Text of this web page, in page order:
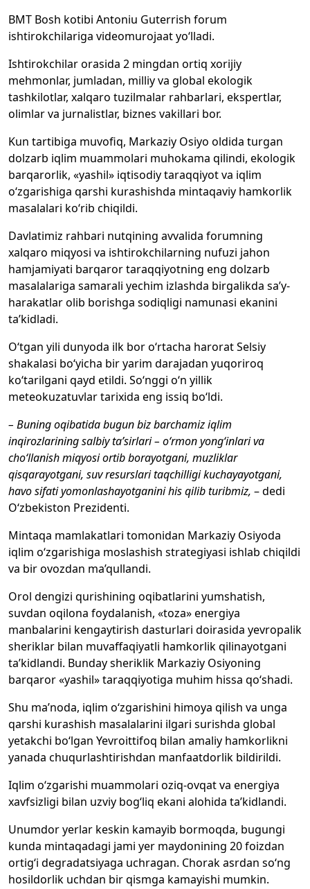
BMT Bosh kotibi Antoniu Guterrish forum
ishtirokchilariga videomurojaat yo‘lladi.
Ishtirokchilar orasida 2 mingdan ortiq xorijiy
mehmonlar, jumladan, milliy va global ekologik
tashkilotlar, xalqaro tuzilmalar rahbarlari, ekspertlar,
olimlar va jurnalistlar, biznes vakillari bor.
Kun tartibiga muvofiq, Markaziy Osiyo oldida turgan
dolzarb iqlim muammolari muhokama qilindi, ekologik
barqarorlik, «yashil» iqtisodiy taraqqiyot va iqlim
o‘zgarishiga qarshi kurashishda mintaqaviy hamkorlik
masalalari ko‘rib chiqildi.
Davlatimiz rahbari nutqining avvalida forumning
xalqaro miqyosi va ishtirokchilarning nufuzi jahon
hamjamiyati barqaror taraqqiyotning eng dolzarb
masalalariga samarali yechim izlashda birgalikda sa’y-
harakatlar olib borishga sodiqligi namunasi ekanini
ta’kidladi.
O‘tgan yili dunyoda ilk bor o‘rtacha harorat Selsiy
shakalasi bo‘yicha bir yarim darajadan yuqoriroq
ko‘tarilgani qayd etildi. So‘nggi o‘n yillik
meteokuzatuvlar tarixida eng issiq bo‘ldi.
– Buning oqibatida bugun biz barchamiz iqlim
inqirozlarining salbiy ta’sirlari – o‘rmon yong‘inlari va
cho‘llanish miqyosi ortib borayotgani, muzliklar
qisqarayotgani, suv resurslari taqchilligi kuchayayotgani,
havo sifati yomonlashayotganini his qilib turibmiz, – dedi
O‘zbekiston Prezidenti.
Mintaqa mamlakatlari tomonidan Markaziy Osiyoda
iqlim o‘zgarishiga moslashish strategiyasi ishlab chiqildi
va bir ovozdan ma’qullandi.
Orol dengizi qurishining oqibatlarini yumshatish,
suvdan oqilona foydalanish, «toza» energiya
manbalarini kengaytirish dasturlari doirasida yevropalik
sheriklar bilan muvaffaqiyatli hamkorlik qilinayotgani
ta’kidlandi. Bunday sheriklik Markaziy Osiyoning
barqaror «yashil» taraqqiyotiga muhim hissa qo‘shadi.
Shu ma’noda, iqlim o‘zgarishini himoya qilish va unga
qarshi kurashish masalalarini ilgari surishda global
yetakchi bo‘lgan Yevroittifoq bilan amaliy hamkorlikni
yanada chuqurlashtirishdan manfaatdorlik bildirildi.
Iqlim o‘zgarishi muammolari oziq-ovqat va energiya
xavfsizligi bilan uzviy bog‘liq ekani alohida ta’kidlandi.
Unumdor yerlar keskin kamayib bormoqda, bugungi
kunda mintaqadagi jami yer maydonining 20 foizdan
ortig‘i degradatsiyaga uchragan. Chorak asrdan so‘ng
hosildorlik uchdan bir qismga kamayishi mumkin.